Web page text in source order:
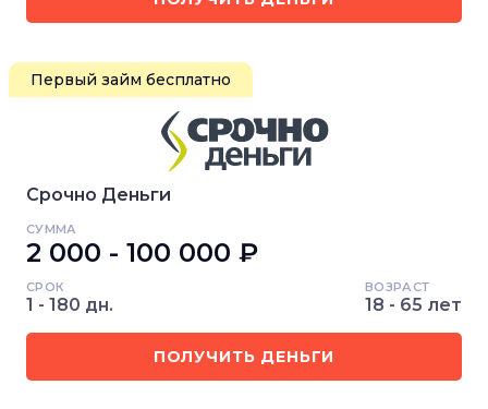
Первый займ бесплатно
Срочно Деньги
СУММА
2 000 - 100 000 ₽
СРОК
1 - 180 дн.
ВОЗРАСТ
18 - 65 лет
ПОЛУЧИТЬ ДЕНЬГИ